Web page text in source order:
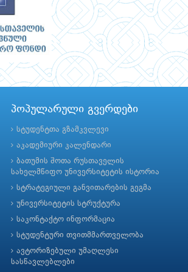
პოპულარული გვერდები
სტუდენტთა გზამკვლევი
აკადემიური კალენდარი
ბათუმის შოთა რუსთაველის
სახელმწიფო უნივერსიტეტის ისტორია
სტრატეგიული განვითარების გეგმა
უნივერსიტეტის სტრუქტურა
საკონტაქტო ინფორმაცია
სტუდენტური თვითმმართველობა
ავტორიზებული უმაღლესი
სასწავლებლები